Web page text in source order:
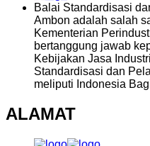
Balai Standardisasi
Ambon adalah salah
Kementerian
bertanggung jawab
Kebijakan Jasa
Standardisasi dan
meliputi Indonesia
ALAMAT